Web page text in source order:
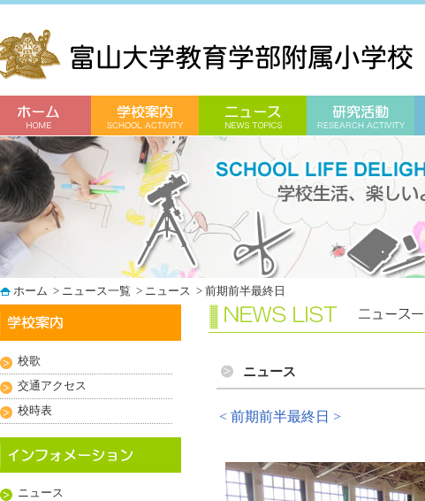
ホーム > ニュース一覧 > ニュース > 前期前半最終日
ニュース
< 前期前半最終日 >
校歌
交通アクセス
校時表
ニュース